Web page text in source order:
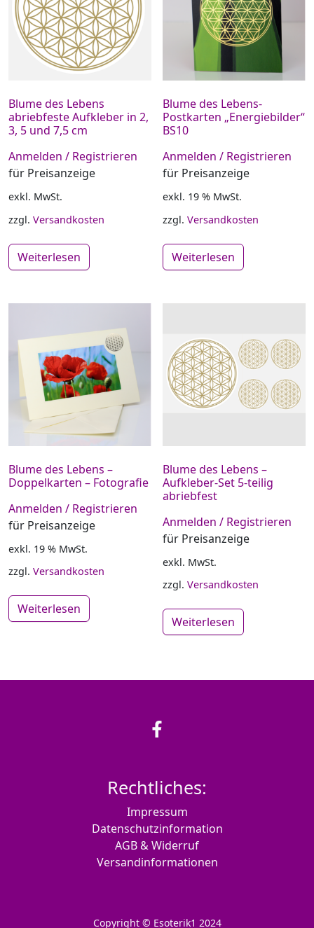
Blume des Lebens
abriebfeste Aufkleber in 2,
3, 5 und 7,5 cm
Anmelden / Registrieren
für Preisanzeige
exkl. MwSt.
zzgl. Versandkosten
Weiterlesen
Blume des Lebens-
Postkarten „Energiebilder“
BS10
Anmelden / Registrieren
für Preisanzeige
exkl. 19 % MwSt.
zzgl.Versandkosten
Weiterlesen
Blume des Lebens –
Doppelkarten – Fotografie
Anmelden / Registrieren
für Preisanzeige
exkl. 19 % MwSt.
zzgl. Versandkosten
Weiterlesen
Blume des Lebens –
Aufkleber-Set 5-teilig
abriebfest
Anmelden / Registrieren
für Preisanzeige
exkl. MwSt.
zzgl.Versandkosten
Weiterlesen
Rechtliches:
Impressum
Datenschutzinformation
AGB & Widerruf
Versandinformationen
Copyright © Esoterik1 2024